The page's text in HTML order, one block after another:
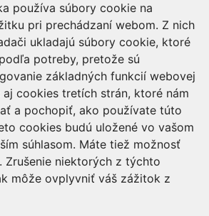
používa súbory cookie na
pri prechádzaní webom. Z nich
ukladajú súbory cookie, ktoré
potreby, pretože sú
základných funkcií webovej
aj cookies tretích strán, ktoré nám
a pochopiť, ako používate túto
cookies budú uložené vo vašom
súhlasom. Máte tiež možnosť
Zrušenie niektorých z týchto
môže ovplyvniť váš zážitok z